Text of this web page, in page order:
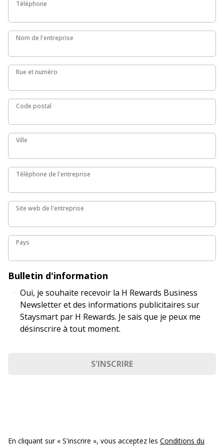
Téléphone
Nom de l'entreprise
Nom de l'entreprise
Rue et numéro
Rue et numéro
Code postal
Code postal
Ville
Ville
Téléphone de l'entreprise
Téléphone de l'entreprise
Site web de l'entreprise
Site web de l'entreprise
Pays
Pays
Bulletin d'information
Oui, je souhaite recevoir la H Rewards Business
Newsletter et des informations publicitaires sur
Staysmart par H Rewards. Je sais que je peux me
désinscrire à tout moment.
S'INSCRIRE
En cliquant sur « S'inscrire », vous acceptez les Conditions du